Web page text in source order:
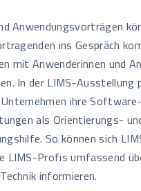
Anwendungsvorträgen
ins Gespräch
mit Anwenderinnen und
In der LIMS-Ausstellung
ihre
als Orientierungs-
So können sich
LIMS-Profis umfassend
informieren.